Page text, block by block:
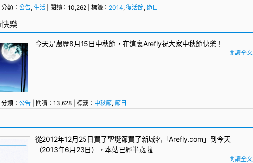
| 分類： 公告, 生活 | 閱讀：10,262 | 標籤： 2014, 復活節, 節日
樂！
今天是農歷8月15日中秋節 ，在這裏Arefly祝大家中秋節快樂！
閱讀全文
| 分類： 公告 | 閱讀：13,628 | 標籤： 中秋節, 節日
從2012年12月25日買了聖誕節買了新域名「Arefly.com」到今天
（2013年6月23日），本站已經半歲啦
閱讀全文